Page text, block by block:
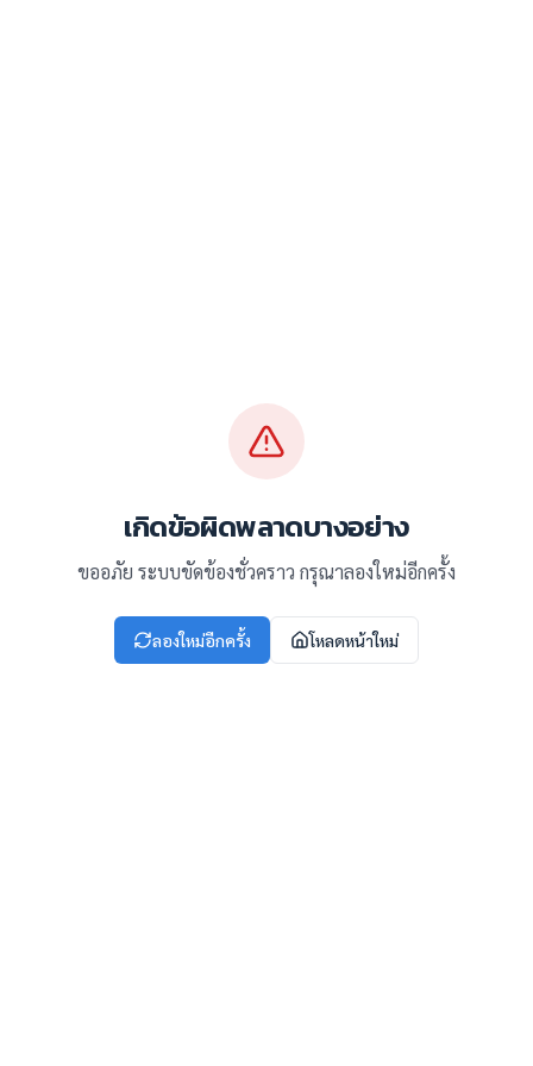
เกิดข้อผิดพลาดบางอย่าง
ขออภัย ระบบขัดข้องชั่วคราว กรุณาลองใหม่อีกครั้ง
ลองใหม่อีกครั้ง โหลดหน้าใหม่